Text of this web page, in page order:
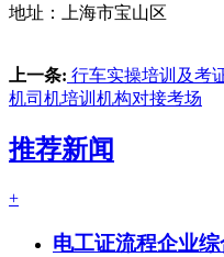
地址：上海市宝山区
上一条: 行车实操培训及考
机司机培训机构对接考场
推荐新闻
+
电工证流程企业综